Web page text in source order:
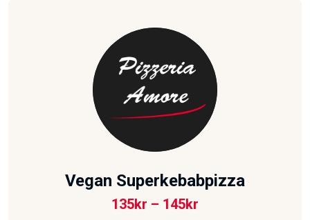
Vegan Superkebabpizza
135kr – 145kr